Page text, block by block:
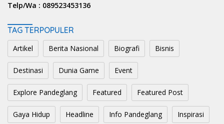
Telp/Wa : 089523453136
TAG TERPOPULER
Artikel Berita Nasional Biografi Bisnis
Destinasi Dunia Game Event
Explore Pandeglang Featured Featured Post
Gaya Hidup Headline Info Pandeglang Inspirasi